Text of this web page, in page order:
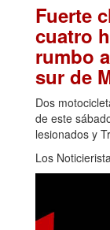
Fuerte
cuatro
rumbo
sur de
Dos
de este
lesionados y
Los